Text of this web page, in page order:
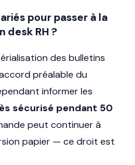
pour passer à la
desk RH ?
des bulletins
préalable du
informer les
sécurisé pendant 50
peut continuer à
papier — ce droit est